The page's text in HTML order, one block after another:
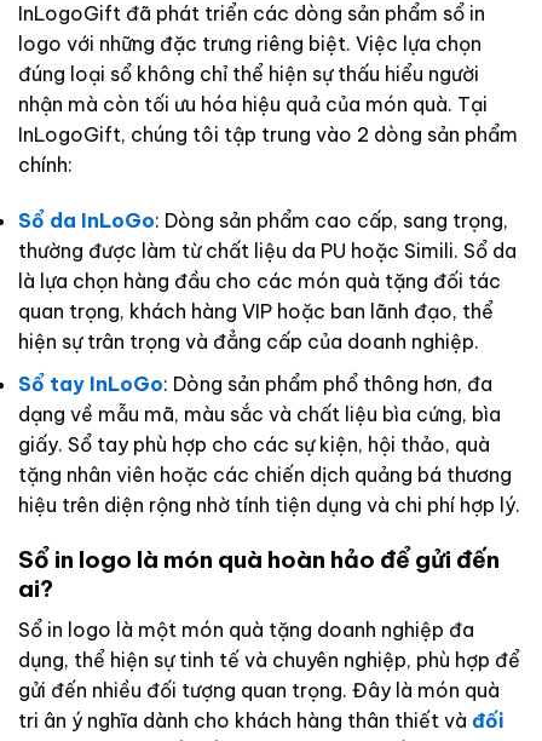
InLogoGift đã phát triển các dòng sản phẩm sổ in
logo với những đặc trưng riêng biệt. Việc lựa chọn
đúng loại sổ không chỉ thể hiện sự thấu hiểu người
nhận mà còn tối ưu hóa hiệu quả của món quà. Tại
InLogoGift, chúng tôi tập trung vào 2 dòng sản phẩm
chính:
Sổ da InLoGo: Dòng sản phẩm cao cấp, sang trọng,
thường được làm từ chất liệu da PU hoặc Simili. Sổ da
là lựa chọn hàng đầu cho các món quà tặng đối tác
quan trọng, khách hàng VIP hoặc ban lãnh đạo, thể
hiện sự trân trọng và đẳng cấp của doanh nghiệp.
Sổ tay InLoGo: Dòng sản phẩm phổ thông hơn, đa
dạng về mẫu mã, màu sắc và chất liệu bìa cứng, bìa
giấy. Sổ tay phù hợp cho các sự kiện, hội thảo, quà
tặng nhân viên hoặc các chiến dịch quảng bá thương
hiệu trên diện rộng nhờ tính tiện dụng và chi phí hợp lý.
Sổ in logo là món quà hoàn hảo để gửi đến
ai?
Sổ in logo là một món quà tặng doanh nghiệp đa
dụng, thể hiện sự tinh tế và chuyên nghiệp, phù hợp để
gửi đến nhiều đối tượng quan trọng. Đây là món quà
tri ân ý nghĩa dành cho khách hàng thân thiết và đối